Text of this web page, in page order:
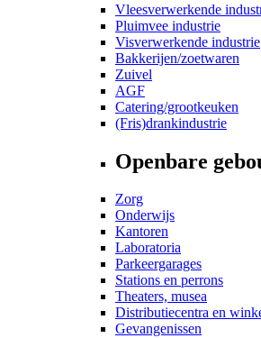
Vleesverwerkende
Pluimvee industrie
Visverwerkende industrie
Bakkerijen/zoetwaren
Zuivel
AGF
Catering/grootkeuken
(Fris)drankindustrie
Openbare
Zorg
Onderwijs
Kantoren
Laboratoria
Parkeergarages
Stations en perrons
Theaters, musea
Distributiecentra en
Gevangenissen